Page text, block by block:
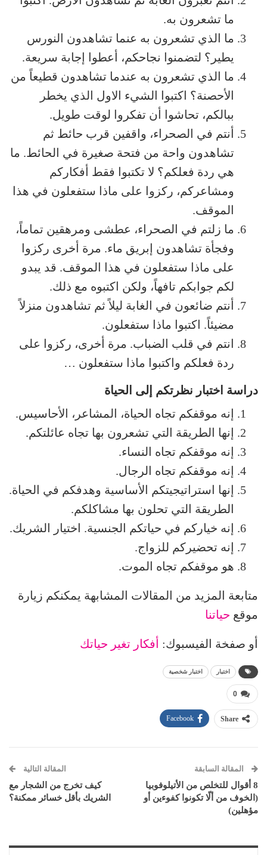
ما تشعرون به.
ما الذي تشعرون به عنما تشاهدون النورس
يطير؟ لتضمنوا نجاحكم، أعطوا إجابة سريعة.
ما الذي تشعرون به عندما تشاهدون قطيعاً من
الأحصنة؟ اكتبوا الشيء الاول الذي يخطر
ببالكم، تحاشوا أن تفكروا لوقت طويل.
أنتم في الصحراء، واقفين قرب حائط ثم
تشاهدون واحة من فتحة صغيرة في الحائط. ما
هي ردة فعلكم؟ لا تكتبوا فقط أفكاركم
ومشاعركم، ركزوا على ماذا ستفعلون في هذا
الموقف.
ما زلتم في الصحراء، عطشى ومرهقين تماماً،
وفجأة تشاهدون إبريق ماء. مرة أخرى ركزوا
على ماذا ستفعلون في هذا الموقف. قد يبدو
لكم جوابكم تافهاً، ولكن اكتبوه مع ذلك.
أنتم ضائعون في الغابة ليلاً ثم تشاهدون منزلاً
مضيئاً. اكتبوا ماذا ستفعلون.
انتم في قلب الضباب. مرة أخرى، ركزوا على
ردة فعلكم واكتبوا ماذا ستفعلون …
دراسة اختبار نظرتكم إلى الحياة
إنه موقفكم تجاه الحياة، المشاعر، الأحاسيس.
إنها الطريقة التي تشعرون بها تجاه عائلتكم.
إنه موقفكم تجاه النساء.
إنه موقفكم تجاه الرجال.
إنها استراتيجيتكم الأساسية وهدفكم في الحياة.
الطريقة التي تحلون بها مشاكلكم.
إنه خياركم في حياتكم الجنسية. اختيار الشريك.
إنه تحضيركم للزواج.
هو موقفكم تجاه الموت.
متابعة المزيد من المقالات المشابهة يمكنكم زيارة
موقع حياتنا
أو صفخة الفيسبوك: أفكار تغير حياتك
اختبار اختبار شخصية
0
Share
Facebook
المقالة السابقة
8 أقوال للتخلص من الأتيلوفوبيا
(الخوف من ألّا تكونوا كفوءين أو
مؤهلين)
المقالة التالية
كيف تخرج من الشجار مع
الشريك بأقل خسائر ممكنة؟